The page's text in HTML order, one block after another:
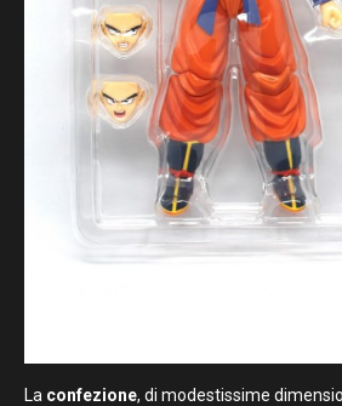
La confezione, di modestissime